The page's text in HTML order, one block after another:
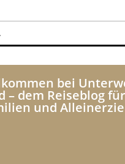
bei
– dem Reiseblog für
und